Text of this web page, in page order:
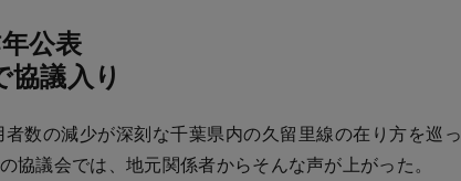
公表
議入り
数の減少が深刻な千葉県内の久留里線の在り方を巡っ
議会では、地元関係者からそんな声が上がった。